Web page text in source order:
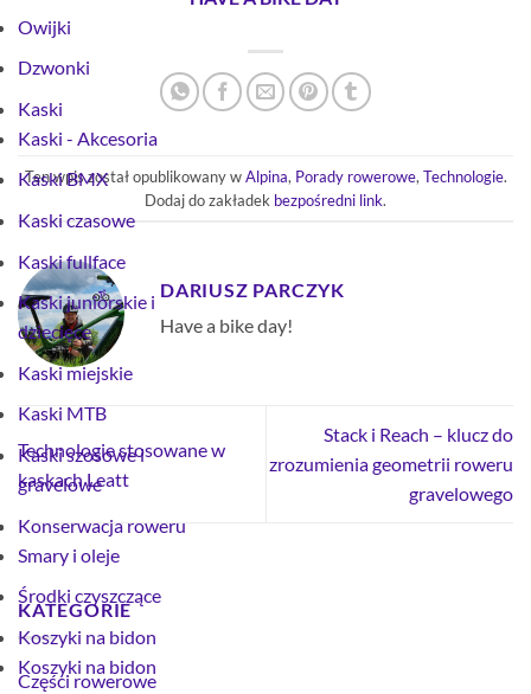
Owijki
Dzwonki
Kaski
Kaski - Akcesoria
Kaski BMX
Kaski czasowe
Kaski fullface
Kaski juniorskie i
dziecięce
Kaski miejskie
Kaski MTB
Kaski szosowe i
gravelowe
Konserwacja roweru
Smary i oleje
Środki czyszczące
Koszyki na bidon
Koszyki na bidon
Ten wpis został opublikowany wAlpina, Porady rowerowe, Technologie.
Dodaj do zakładek bezpośredni link.
DARIUSZ PARCZYK
Have a bike day!
Technologie stosowane w
kaskach Leatt
Stack i Reach – klucz do
zrozumienia geometrii roweru
gravelowego
KATEGORIE
Części rowerowe